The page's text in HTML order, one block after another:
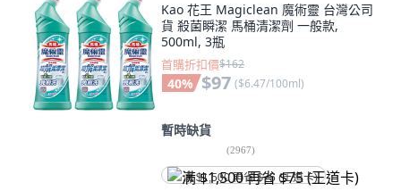
Kao 花王 Magiclean 魔術靈 台灣公司
貨 殺菌瞬潔 馬桶清潔劑 一般款,
500ml, 3瓶
首購折扣價$162
40% $97 ($6.47/100ml)
暫時缺貨
(2967)
满 $1,500 再省 $75 (王道卡)